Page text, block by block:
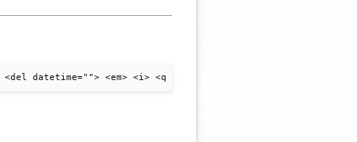
datetime=""> <em> <i> <q cite=""> <strike> <strong>